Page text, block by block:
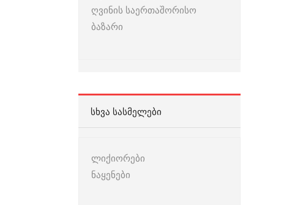
ღვინის საერთაშორისო
ბაზარი
ᲡᲮᲕᲐ ᲡᲐᲡᲛᲔᲚᲔᲑᲘ
ლიქიორები
ნაყენები